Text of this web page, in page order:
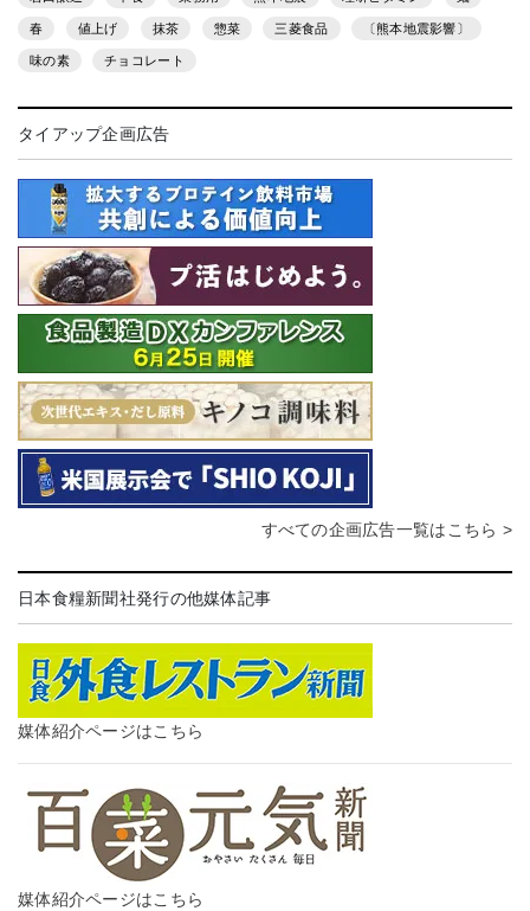
春 値上げ 抹茶 惣菜 三菱食品 〔熊本地震影響〕
味の素 チョコレート
タイアップ企画広告
すべての企画広告一覧はこちら >
日本食糧新聞社発行の他媒体記事
媒体紹介ページはこちら
媒体紹介ページはこちら